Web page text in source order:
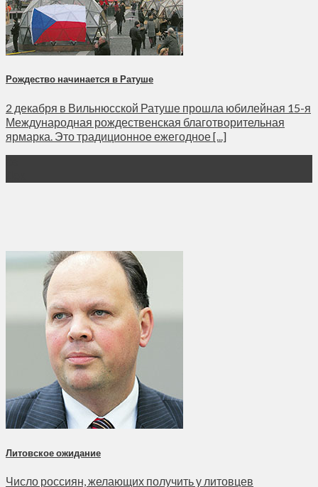
Рождество начинается в Ратуше
2 декабря в Вильнюсской Ратуше прошла юбилейная 15-я
Международная рождественская благотворительная
ярмарка. Это традиционное ежегодное [...]
Литовское ожидание
Число россиян, желающих получить у литовцев